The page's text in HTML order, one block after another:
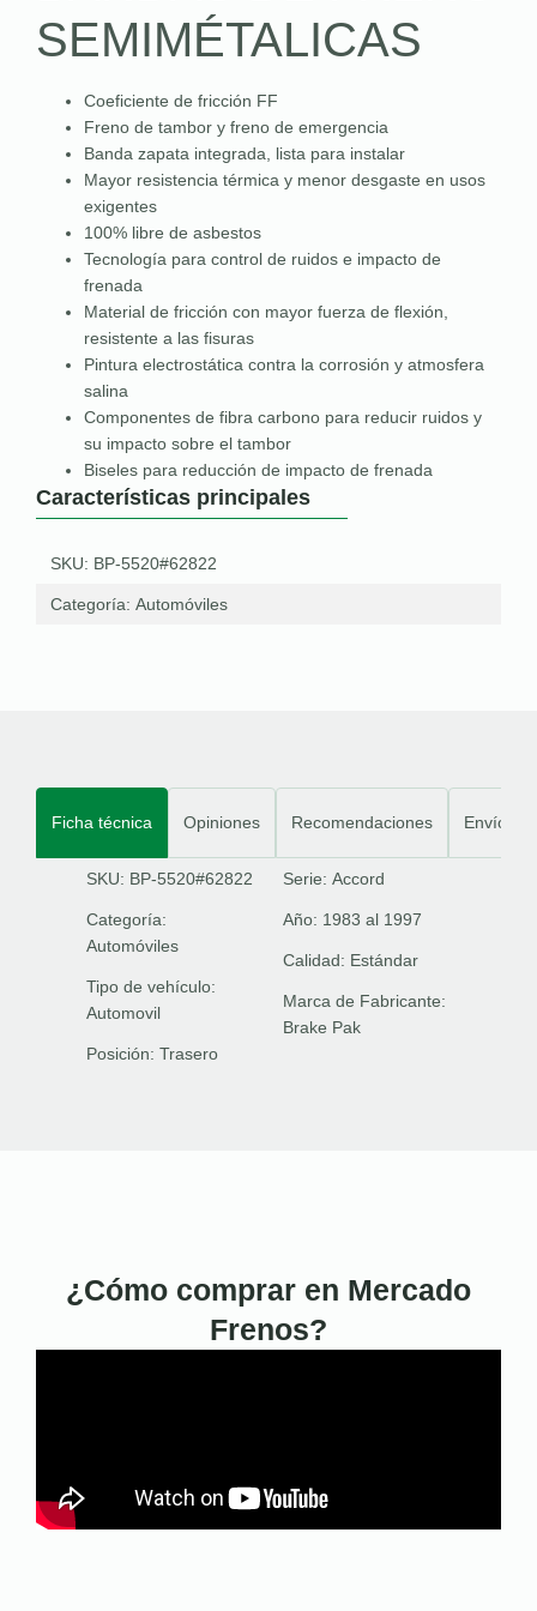
SEMIMÉTALICAS
Coeficiente de fricción FF
Freno de tambor y freno de emergencia
Banda zapata integrada, lista para instalar
Mayor resistencia térmica y menor desgaste en usos
exigentes
100% libre de asbestos
Tecnología para control de ruidos e impacto de
frenada
Material de fricción con mayor fuerza de flexión,
resistente a las fisuras
Pintura electrostática contra la corrosión y atmosfera
salina
Componentes de fibra carbono para reducir ruidos y
su impacto sobre el tambor
Biseles para reducción de impacto de frenada
Características principales
SKU: BP-5520#62822
Categoría: Automóviles
Ficha técnica Opiniones Recomendaciones Envíos
SKU: BP-5520#62822
Categoría:
Automóviles
Tipo de vehículo:
Automovil
Posición: Trasero
Serie: Accord
Año: 1983 al 1997
Calidad: Estándar
Marca de Fabricante:
Brake Pak
¿Cómo comprar en Mercado
Frenos?